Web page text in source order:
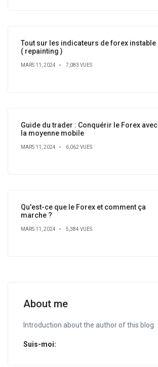
Tout sur les indicateurs de forex instable
( repainting )
MARS 11, 2024 7,083 VUES
Guide du trader : Conquérir le Forex avec
la moyenne mobile
MARS 11, 2024 6,062 VUES
Qu'est-ce que le Forex et comment ça
marche ?
MARS 11, 2024 5,384 VUES
About me
Introduction about the author of this blog
Suis-moi: